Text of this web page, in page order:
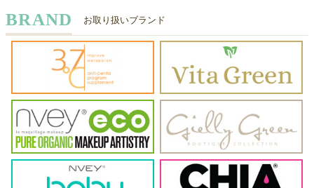
BRAND お取り扱いブランド